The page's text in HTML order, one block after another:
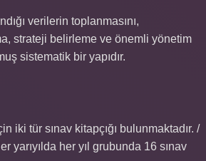
verilerin toplanmasını,
strateji belirleme ve önemli yönetim
sistematik bir yapıdır.
iki tür sınav kitapçığı bulunmaktadır. /
yarıyılda her yıl grubunda 16 sınav